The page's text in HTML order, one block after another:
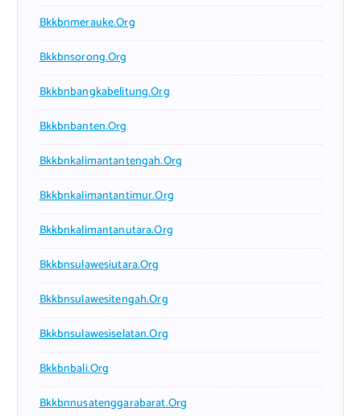
Bkkbnmerauke.org
Bkkbnsorong.org
Bkkbnbangkabelitung.org
Bkkbnbanten.org
Bkkbnkalimantantengah.org
Bkkbnkalimantantimur.org
Bkkbnkalimantanutara.org
Bkkbnsulawesiutara.org
Bkkbnsulawesitengah.org
Bkkbnsulawesiselatan.org
Bkkbnbali.org
Bkkbnnusatenggarabarat.org